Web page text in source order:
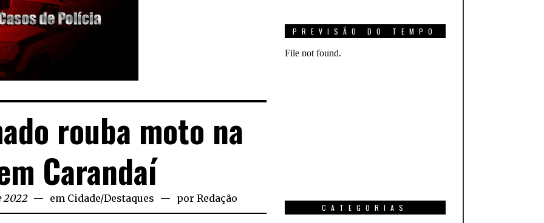
rouba moto na
Carandaí
2022 em Cidade/Destaques porRedação
PREVISÃO DO TEMPO
CATEGORIAS